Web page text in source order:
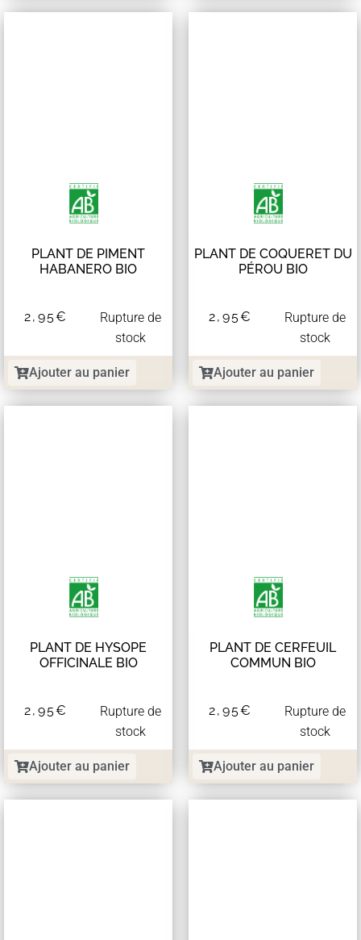
PLANT DE PIMENT
HABANERO BIO
2,95€
Rupture de
stock
Ajouter au panier
PLANT DE COQUERET DU
PÉROU BIO
2,95€
Rupture de
stock
Ajouter au panier
PLANT DE HYSOPE
OFFICINALE BIO
2,95€
Rupture de
stock
Ajouter au panier
PLANT DE CERFEUIL
COMMUN BIO
2,95€
Rupture de
stock
Ajouter au panier